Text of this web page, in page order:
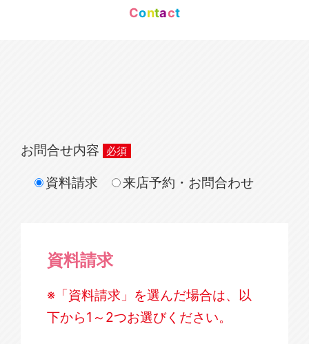
Contact
お問合せ内容
資料請求
来店予約・お問合わせ
資料請求
※「資料請求」を選んだ場合は、以
下から1～2つお選びください。